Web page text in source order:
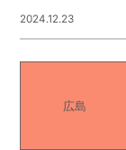
2024.12.23
広島